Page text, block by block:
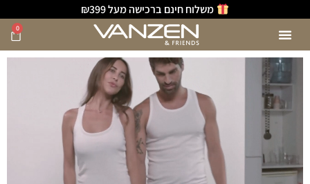
משלוח חינם ברכישה מעל ₪399
0